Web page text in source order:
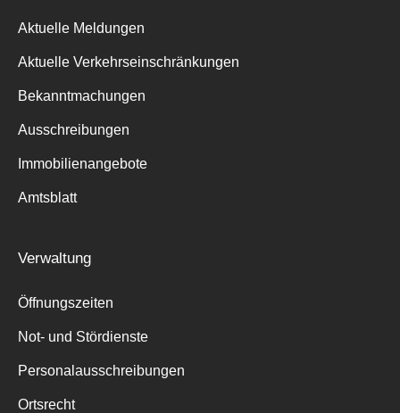
Aktuelle Meldungen
Aktuelle Verkehrseinschränkungen
Bekanntmachungen
Ausschreibungen
Immobilienangebote
Amtsblatt
Verwaltung
Öffnungszeiten
Not- und Stördienste
Personalausschreibungen
Ortsrecht